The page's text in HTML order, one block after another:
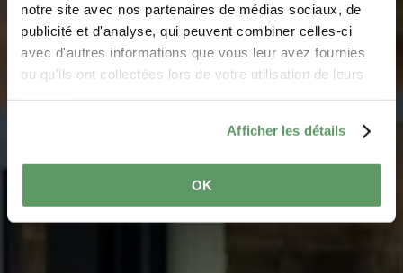
notre site avec nos partenaires de médias sociaux, de
publicité et d'analyse, qui peuvent combiner celles-ci
avec d'autres informations que vous leur avez fournies
ou qu'ils ont collectées lors de votre utilisation de leurs
Afficher les détails
OK
Vos points
d’information
hivernaux dans la
Région Mullerthal